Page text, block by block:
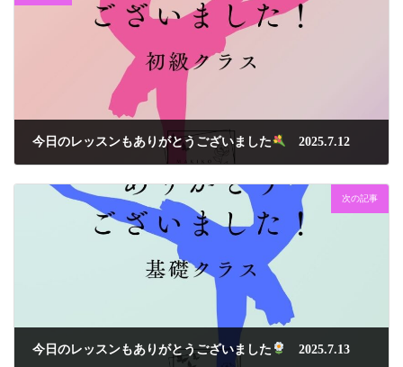
今日のレッスンもありがとうございました 2025.7.12
次の記事
今日のレッスンもありがとうございました 2025.7.13